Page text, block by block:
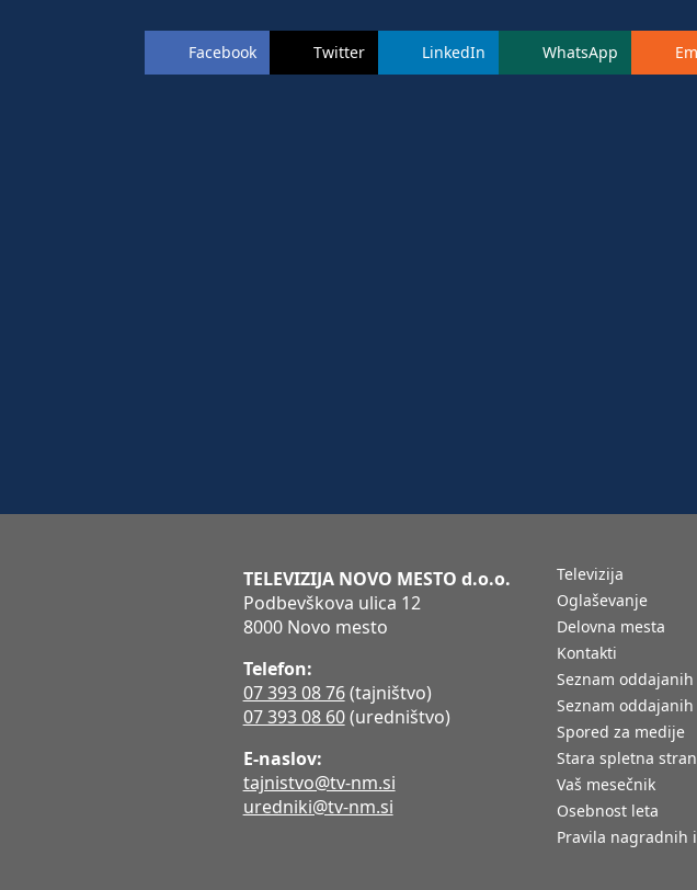
Facebook Twitter LinkedIn WhatsApp
TELEVIZIJA NOVO MESTO d.o.o.
Podbevškova ulica 12
8000 Novo mesto
Telefon:
07 393 08 76(tajništvo)
07 393 08 60(uredništvo)
E-naslov:
tajnistvo@tv-nm.si
uredniki@tv-nm.si
Televizija
Oglaševanje
Delovna mesta
Kontakti
Seznam oddajanih
Seznam oddajanih
Spored za medije
Stara spletna stran
Vaš mesečnik
Osebnost leta
Pravila nagradnih